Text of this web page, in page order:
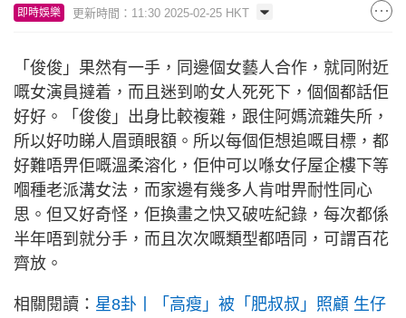
即時娛樂 更新時間：11:30 2025-02-25 HKT
「俊俊」果然有一手，同邊個女藝人合作，就同附近
嘅女演員撻着，而且迷到啲女人死死下，個個都話佢
好好。「俊俊」出身比較複雜，跟住阿媽流雜失所，
所以好叻睇人眉頭眼額。所以每個佢想追嘅目標，都
好難唔畀佢嘅溫柔溶化，佢仲可以喺女仔屋企樓下等
嗰種老派溝女法，而家邊有幾多人肯咁畀耐性同心
思。但又好奇怪，佢換畫之快又破咗紀錄，每次都係
半年唔到就分手，而且次次嘅類型都唔同，可謂百花
齊放。
相關閱讀： 星8卦丨「高瘦」被「肥叔叔」照顧 生仔